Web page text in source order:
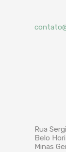
Rua
Belo
Minas